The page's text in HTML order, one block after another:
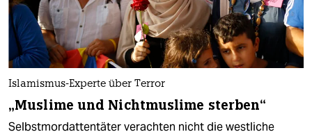
Islamismus-Experte über Terror
„Muslime und Nichtmuslime sterben“
Selbstmordattentäter verachten nicht die westliche